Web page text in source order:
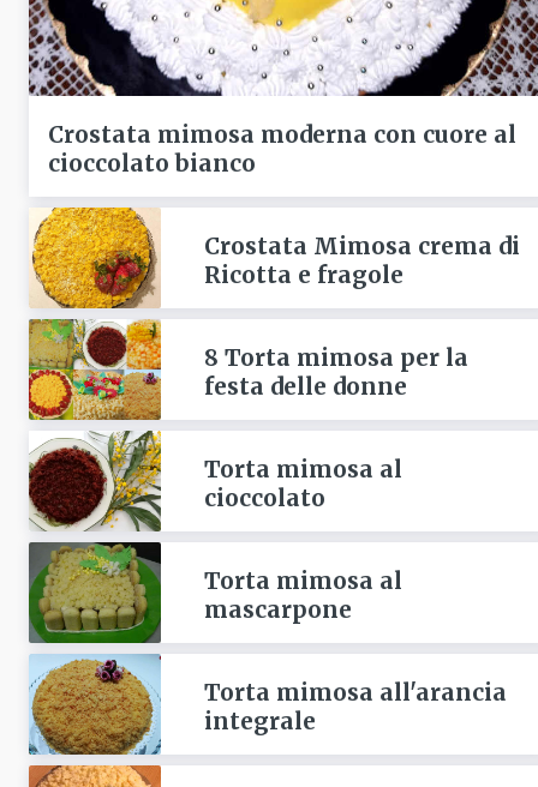
Crostata mimosa moderna con cuore al
cioccolato bianco
Crostata Mimosa crema di
Ricotta e fragole
8 Torta mimosa per la
festa delle donne
Torta mimosa al
cioccolato
Torta mimosa al
mascarpone
Torta mimosa all'arancia
integrale